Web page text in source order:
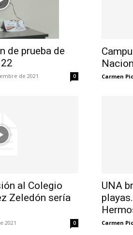
de prueba de
de 2021 0 Carmen
al Colegio
Zeledón sería
2021 0
UNA
Carmen